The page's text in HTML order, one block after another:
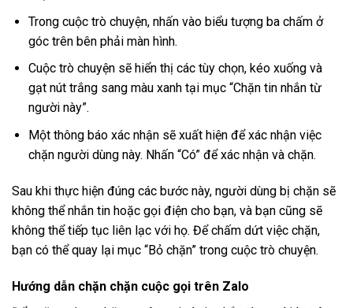
Trong cuộc trò chuyện, nhấn vào biểu tượng ba chấm ở
góc trên bên phải màn hình.
Cuộc trò chuyện sẽ hiển thị các tùy chọn, kéo xuống và
gạt nút trắng sang màu xanh tại mục “Chặn tin nhắn từ
người này”.
Một thông báo xác nhận sẽ xuất hiện để xác nhận việc
chặn người dùng này. Nhấn “Có” để xác nhận và chặn.
Sau khi thực hiện đúng các bước này, người dùng bị chặn sẽ
không thể nhắn tin hoặc gọi điện cho bạn, và bạn cũng sẽ
không thể tiếp tục liên lạc với họ. Để chấm dứt việc chặn,
bạn có thể quay lại mục “Bỏ chặn” trong cuộc trò chuyện.
Hướng dẫn chặn chặn cuộc gọi trên Zalo